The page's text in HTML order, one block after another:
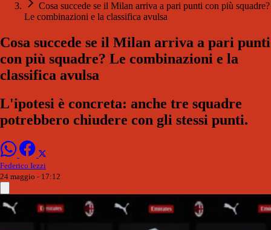
Cosa succede se il Milan arriva a pari punti con più squadre?
Le combinazioni e la classifica avulsa
Cosa succede se il Milan arriva a pari punti
con più squadre? Le combinazioni e la
classifica avulsa
L'ipotesi è concreta: anche tre squadre
potrebbero chiudere con gli stessi punti.
Federico Iezzi
24 maggio - 17:12